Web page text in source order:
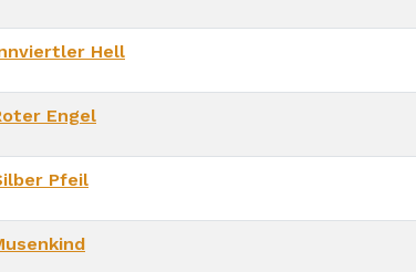
Hell
Engel
Pfeil